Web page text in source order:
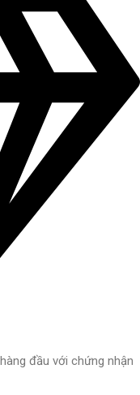
đầu với chứng nhận